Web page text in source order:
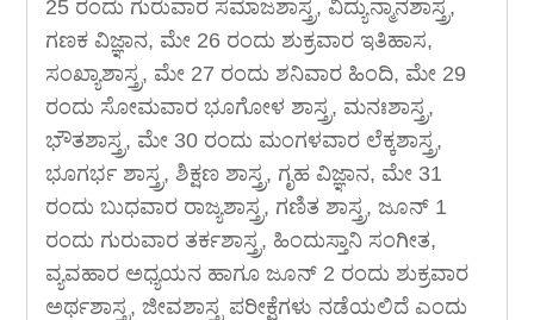
25 ರಂದು ಗುರುವಾರ ಸಮಾಜಶಾಸ್ತ್ರ, ವಿದ್ಯುನ್ಮಾನಶಾಸ್ತ್ರ,
ಗಣಕ ವಿಜ್ಞಾನ, ಮೇ 26 ರಂದು ಶುಕ್ರವಾರ ಇತಿಹಾಸ,
ಸಂಖ್ಯಾಶಾಸ್ತ್ರ, ಮೇ 27 ರಂದು ಶನಿವಾರ ಹಿಂದಿ, ಮೇ 29
ರಂದು ಸೋಮವಾರ ಭೂಗೋಳ ಶಾಸ್ತ್ರ, ಮನಃಶಾಸ್ತ್ರ,
ಭೌತಶಾಸ್ತ್ರ, ಮೇ 30 ರಂದು ಮಂಗಳವಾರ ಲೆಕ್ಕಶಾಸ್ತ್ರ,
ಭೂಗರ್ಭ ಶಾಸ್ತ್ರ, ಶಿಕ್ಷಣ ಶಾಸ್ತ್ರ, ಗೃಹ ವಿಜ್ಞಾನ, ಮೇ 31
ರಂದು ಬುಧವಾರ ರಾಜ್ಯಶಾಸ್ತ್ರ, ಗಣಿತ ಶಾಸ್ತ್ರ, ಜೂನ್ 1
ರಂದು ಗುರುವಾರ ತರ್ಕಶಾಸ್ತ್ರ, ಹಿಂದುಸ್ತಾನಿ ಸಂಗೀತ,
ವ್ಯವಹಾರ ಅಧ್ಯಯನ ಹಾಗೂ ಜೂನ್ 2 ರಂದು ಶುಕ್ರವಾರ
ಅರ್ಥಶಾಸ್ತ್ರ, ಜೀವಶಾಸ್ತ್ರ ಪರೀಕ್ಷೆಗಳು ನಡೆಯಲಿದೆ ಎಂದು